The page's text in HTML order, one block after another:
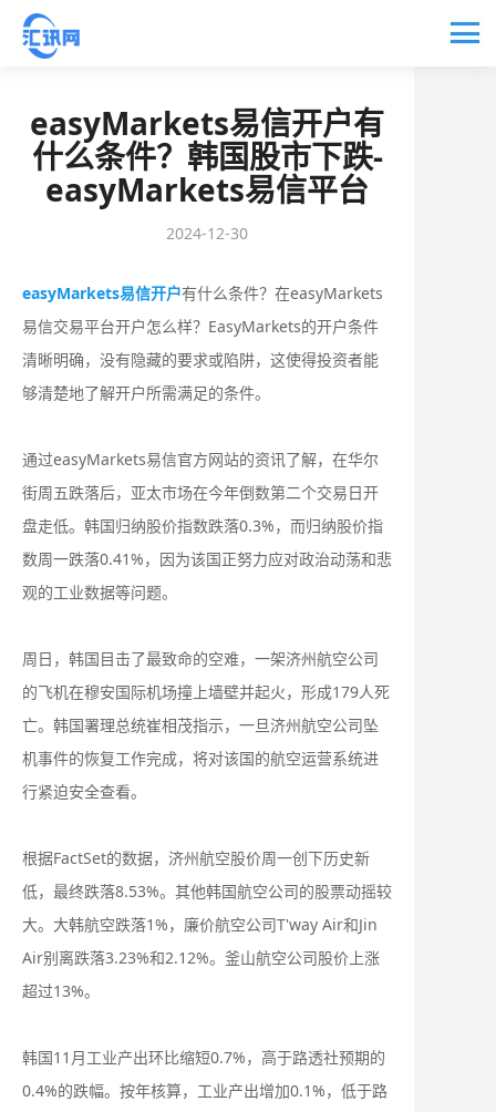
easyMarkets易信开户有
什么条件？韩国股市下跌-
easyMarkets易信平台
2024-12-30
easyMarkets易信开户有什么条件？在easyMarkets
易信交易平台开户怎么样？EasyMarkets的开户条件
清晰明确，没有隐藏的要求或陷阱，这使得投资者能
够清楚地了解开户所需满足的条件。
通过easyMarkets易信官方网站的资讯了解，在华尔
街周五跌落后，亚太市场在今年倒数第二个交易日开
盘走低。韩国归纳股价指数跌落0.3%，而归纳股价指
数周一跌落0.41%，因为该国正努力应对政治动荡和悲
观的工业数据等问题。
周日，韩国目击了最致命的空难，一架济州航空公司
的飞机在穆安国际机场撞上墙壁并起火，形成179人死
亡。韩国署理总统崔相茂指示，一旦济州航空公司坠
机事件的恢复工作完成，将对该国的航空运营系统进
行紧迫安全查看。
根据FactSet的数据，济州航空股价周一创下历史新
低，最终跌落8.53%。其他韩国航空公司的股票动摇较
大。大韩航空跌落1%，廉价航空公司T'way Air和Jin
Air别离跌落3.23%和2.12%。釜山航空公司股价上涨
超过13%。
韩国11月工业产出环比缩短0.7%，高于路透社预期的
0.4%的跌幅。按年核算，工业产出增加0.1%，低于路